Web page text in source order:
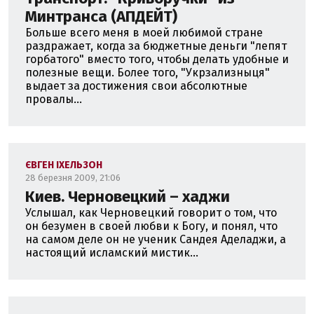
Майдан - 2004, так
Політичні погляди: здоровий глузд, махрова
антісовєтчіна, радікальна екологія,
Мови: англійська, польська, трохи німецька
Був приблизно у 50 країнах світу, з них довго у
Німеччині, Індії та Ізраїлі.
Буддіст, маю вчителя, за яким хожу вже 21 рік
м. Делі
хобі - збираю пластикові пляшки та здаю в
приймальний пункт, чай, гандбол ( команди нема)
Минтранса (АПДЕЙТ)
Больше всего меня в моей любимой стране
раздражает, когда за бюджетные деньги "лепят
горбатого" вместо того, чтобы делать удобные и
полезные вещи. Более того, "Укрзализныця"
выдает за достижения свои абсолютные
провалы...
ЄВГЕН ІХЕЛЬЗОН
28 березня 2009, 21:06
Киев. Черновецкий – хаджи
Услышал, как Черновецкий говорит о том, что
он безумен в своей любви к Богу, и понял, что
на самом деле он не ученик Сандея Аделаджи, а
настоящий исламский мистик...